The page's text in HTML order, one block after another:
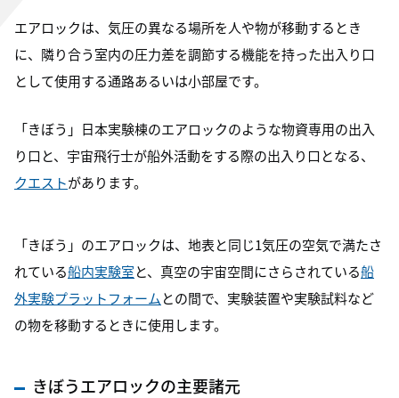
エアロックは、気圧の異なる場所を人や物が移動するとき
に、隣り合う室内の圧力差を調節する機能を持った出入り口
として使用する通路あるいは小部屋です。
「きぼう」日本実験棟のエアロックのような物資専用の出入
り口と、宇宙飛行士が船外活動をする際の出入り口となる、
クエストがあります。
「きぼう」のエアロックは、地表と同じ1気圧の空気で満たさ
れている船内実験室と、真空の宇宙空間にさらされている船
外実験プラットフォーム との間で、実験装置や実験試料など
の物を移動するときに使用します。
きぼうエアロックの主要諸元